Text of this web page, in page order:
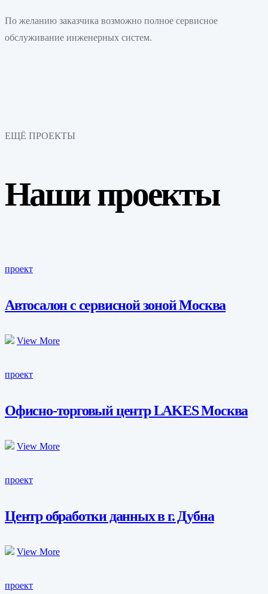
По желанию заказчика возможно полное сервисное
обслуживание инженерных систем.
ЕЩЁ ПРОЕКТЫ
Наши проекты
проект
Автосалон с сервисной зоной Москва
View More
проект
Офисно-торговый центр LAKES Москва
View More
проект
Центр обработки данных в г. Дубна
View More
проект